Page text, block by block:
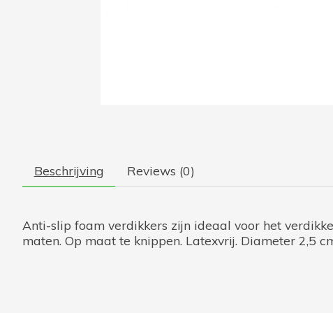
Beschrijving Reviews (0)
Anti-slip foam verdikkers zijn ideaal voor het
maten. Op maat te knippen. Latexvrij. Diameter 2,5